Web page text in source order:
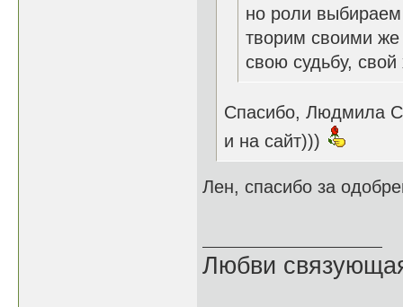
но роли
творим своими же
свою судьбу,
Спасибо, Людмила
и на сайт)))
Лен, спасибо за
Любви